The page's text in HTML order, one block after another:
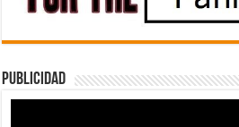
Publicidad